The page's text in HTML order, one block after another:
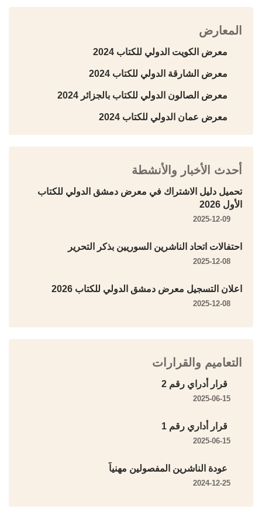
المعارض
معرض الكويت الدولي للكتاب 2024
معرض الشارقة الدولي للكتاب 2024
معرض الصالون الدولي للكتاب بالجزائر 2024
معرض عمان الدولي للكتاب 2024
أحدث الأخبار والأنشطة
تحميل دليل الاشتراك في معرض دمشق الدولي للكتاب
الأول 2026
2025-12-09
احتفالات اتحاد الناشرين السوريين بذكر التحرير
2025-12-08
اعلان التسجيل معرض دمشق الدولي للكتاب 2026
2025-12-08
التعاميم والقرارات
قرار أدراي رقم 2
2025-06-15
قرار أداري رقم 1
2025-06-15
عودة الناشرين المفصولين مهنياً
2024-12-25